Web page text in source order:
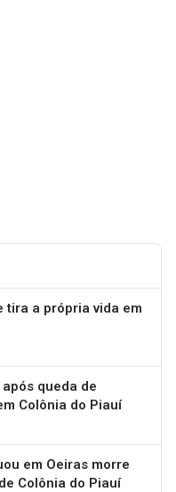
tira a própria vida em
queda de
Colônia do Piauí
em Oeiras morre
Colônia do Piauí